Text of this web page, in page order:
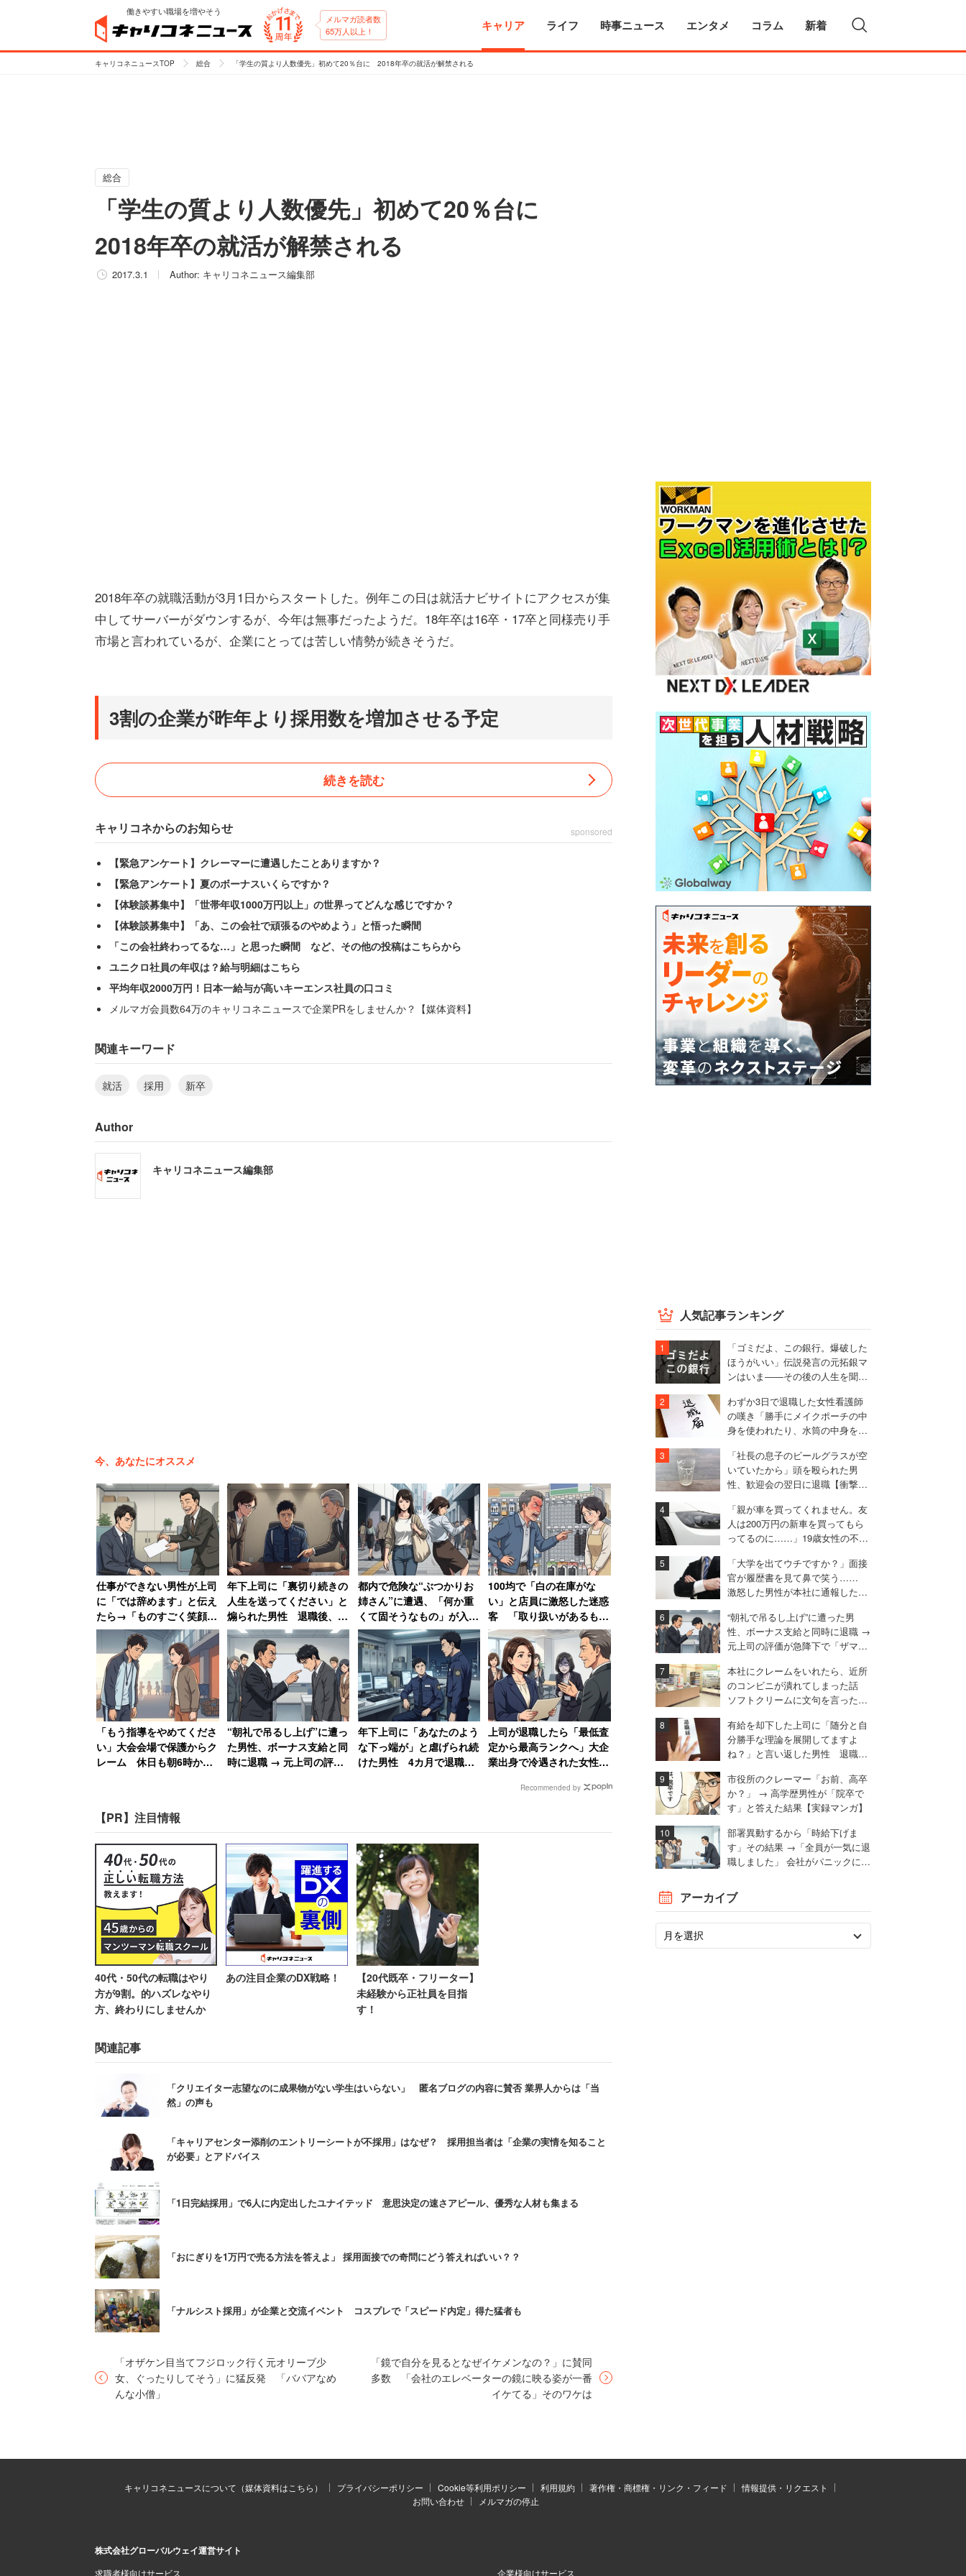
働きやすい職場を増やそう
メルマガ読者数
65万人以上！
キャリア ライフ 時事ニュース エンタメ コラム 新着
キャリコネニュースTOP 総合 「学生の質より人数優先」初めて20％台に 2018年卒の就活が解禁される
総合
「学生の質より人数優先」初めて20％台に
2018年卒の就活が解禁される
2017.3.1 Author: キャリコネニュース編集部
2018年卒の就職活動が3月1日からスタートした。例年この日は就活ナビサイトにアクセスが集
中してサーバーがダウンするが、今年は無事だったようだ。18年卒は16卒・17卒と同様売り手
市場と言われているが、企業にとっては苦しい情勢が続きそうだ。
3割の企業が昨年より採用数を増加させる予定
人材会社の ディスコ
少」は7.9％と、大差で「増加」が上回った。増加が減少を上回るのは7年連続で、売り手市場
を象徴する結果となっている。
また、「採用予定人数の確保よりも、学生の質を優先」と答えた企業が80％と依然として圧倒
的多数ではあるが、「学生の質より人数を重視」すると答えた企業も20％あり、調査以来初め
ての2割台になった。人材獲得競争の激化がうかがえる。
こうした中、スーツ、履歴書、面接といった従来のステップとは異なる方法で学生の確保に取
り組む会社も多く見られる。
webデザイン・プログラミングの短期学習スクール「WebCamp」を運営するインフラトップ
は、IT企業エイチーム と共同で、内定に直結する「コラボキャンプ」を3月下旬に行う。
は、受講料2万9800円が全額キャッシュバックされる。
同社の担当者は「これまでもエイチームとのコラボは行っており、今年春には2人の新卒者が
エイチームに入社の予定です。今回は講座提供だけでなく、人事との交流の機会やオフィス見
学会も実施して会社への理解を深めてもらう予定のため、内定者はさらに増えると思われま
す」と期待を語っていた。
18卒が内定もらうのが先か、新社会人となった17卒が仕
事を辞めるのが先か」
また、これまでも特徴的な採用活動を実施してきた面白法人カヤックは、今年は「いちゲー採
用」を実施。「プラチナトロフィー選考」「ゲーム履歴書選考」「協力プレー選考」の3つを
用意し、ゲームのプレイ実績やそこで学んだことをアピール材料として就職活動が出来るよう
にした。学生時代のアルバイトやサークル活動と同様の学びはゲームからも得られると判断し
た結果の実施だ。
プラチナトロフィー選考では、プレイステーション4で獲得率0.1％という「プラチナトロフィ
ー」の所持者は一次選考が免除になる。ゲーム履歴書選考では、どんなゲームをどのように攻
略したかなど、ゲーマーならではの戦略性や学びについて書いた履歴書を提出する。
協力プレー選考は「NEW みんなのGOLF」「THE PLAYROOM VR」を使ったグループ選考と
なっており、勝ち負けだけではなく、課題にどう立ち向かったかのプロセスも評価対象だ。
これについてゲーム会社のセガは ツイッター
上で「弊社はゲームが下手でも内定出します」と
自社への応募を呼び掛けるなど、様々な会社で人材の争奪戦が熾烈化している様子だ。
が仕事を辞めるのが先か、人生を賭けたチキンレースが今 始まる…！！！」という呟きが見ら
れた。目先の内定だけに囚われ、就職後にミスマッチを起こしては元も子もない。焦らず確実
続きを読む
キャリコネからのお知らせ sponsored
【緊急アンケート】クレーマーに遭遇したことありますか？
【緊急アンケート】夏のボーナスいくらですか？
【体験談募集中】「世帯年収1000万円以上」の世界ってどんな感じですか？
【体験談募集中】「あ、この会社で頑張るのやめよう」と悟った瞬間
「この会社終わってるな…」と思った瞬間 など、その他の投稿はこちらから
ユニクロ社員の年収は？給与明細はこちら
平均年収2000万円！日本一給与が高いキーエンス社員の口コミ
メルマガ会員数64万のキャリコネニュースで企業PRをしませんか？【媒体資料】
関連キーワード
就活 採用 新卒
Author
キャリコネニュース編集部
今、あなたにオススメ
仕事ができない男性が上司
に「では辞めます」と伝え
たら→「ものすごく笑顔に
なって、その場で退職届を
書かされました」
年下上司に「裏切り続きの
人生を送ってください」と
煽られた男性 退職後、元
職場にパワハラ証拠USBを
送付した結果【後編】
都内で危険な“ぶつかりお
姉さん”に遭遇、「何か重
くて固そうなもの」が入っ
てそうなバッグで体当た
り 「おぞましい人種」と
語る40代男性
100均で「白の在庫がな
い」と店員に激怒した迷惑
客 「取り扱いがあるもの
は、いつも置いとけ」と主
張 → 後日「近所で有名な
クレーマー」と判明
「もう指導をやめてくださ
い」大会会場で保護からク
レーム 休日も朝6時から
“朝礼で吊るし上げ”に遭っ
た男性、ボーナス支給と同
時に退職 → 元上司の評価
年下上司に「あなたのよう
な下っ端が」と虐げられ続
けた男性 4カ月で退職→
上司が退職したら「最低査
定から最高ランクへ」大企
業出身で冷遇された女性の
きは「2日間会社を欠勤」
Recommended by
【PR】注目情報
40代・50代の転職はやり
方が9割。的ハズレなやり
方、終わりにしませんか
あの注目企業のDX戦略！
【20代既卒・フリーター】
未経験から正社員を目指
す！
関連記事
「クリエイター志望なのに成果物がない学生はいらない」 匿名ブログの内容に賛否 業界人からは「当
然」の声も
「キャリアセンター添削のエントリーシートが不採用」はなぜ？ 採用担当者は「企業の実情を知ること
が必要」とアドバイス
「1日完結採用」で6人に内定出したユナイテッド 意思決定の速さアピール、優秀な人材も集まる
「おにぎりを1万円で売る方法を答えよ」 採用面接での奇問にどう答えればいい？？
「ナルシスト採用」が企業と交流イベント コスプレで「スピード内定」得た猛者も
「オザケン目当てフジロック行く元オリーブ少
女、ぐったりしてそう」に猛反発 「ババアなめ
んな小僧」
「鏡で自分を見るとなぜイケメンなの？」に賛同
多数 「会社のエレベーターの鏡に映る姿が一番
イケてる」そのワケは
人気記事ランキング
「ゴミだよ、この銀行。爆破した
ほうがいい」伝説発言の元拓銀マ
ンはいま――その後の人生を聞い
わずか3日で退職した女性看護師
の嘆き「勝手にメイクポーチの中
身を使われたり、水筒の中身を捨
「社長の息子のビールグラスが空
いていたから」頭を殴られた男
性、歓迎会の翌日に退職【衝撃エ
「親が車を買ってくれません。友
人は200万円の新車を買ってもら
ってるのに……」19歳女性の不満
「大学を出てウチですか？」面接
官が履歴書を見て鼻で笑う……
激怒した男性が本社に通報した結
“朝礼で吊るし上げ”に遭った男
性、ボーナス支給と同時に退職 →
元上司の評価が急降下で「ザマア
本社にクレームをいれたら、近所
のコンビニが潰れてしまった話
ソフトクリームに文句を言ったと
有給を却下した上司に「随分と自
分勝手な理論を展開してますよ
ね？」と言い返した男性 退職届
市役所のクレーマー「お前、高卒
か？」 → 高学歴男性が「院卒で
す」と答えた結果【実録マンガ】
部署異動するから「時給下げま
す」その結果 →「全員が一気に退
職しました」 会社がパニックに陥
アーカイブ
キャリコネニュースについて（媒体資料はこちら） プライバシーポリシー Cookie等利用ポリシー 利用規約 著作権・商標権・リンク・フィード
情報提供・リクエスト
お問い合わせ
メルマガの停止
株式会社グローバルウェイ運営サイト
求職者様向けサービス 企業様向けサービス